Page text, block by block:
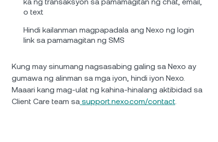
o text
Hindi kailanman magpapadala ang Nexo ng login
link sa pamamagitan ng SMS
Kung may sinumang nagsasabing galing sa Nexo ay
gumawa ng alinman sa mga iyon, hindi iyon Nexo.
Maaari kang mag-ulat ng kahina-hinalang aktibidad sa
Client Care team sa support.nexo.com/contact.